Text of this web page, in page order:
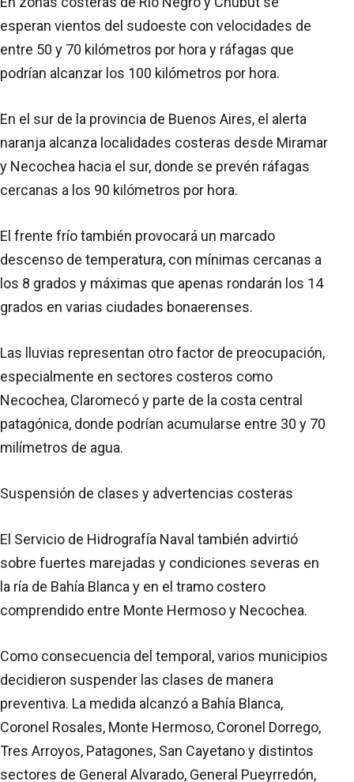
esperan vientos del sudoeste con velocidades de
entre 50 y 70 kilómetros por hora y ráfagas que
podrían alcanzar los 100 kilómetros por hora.
En el sur de la provincia de Buenos Aires, el alerta
naranja alcanza localidades costeras desde Miramar
y Necochea hacia el sur, donde se prevén ráfagas
cercanas a los 90 kilómetros por hora.
El frente frío también provocará un marcado
descenso de temperatura, con mínimas cercanas a
los 8 grados y máximas que apenas rondarán los 14
grados en varias ciudades bonaerenses.
Las lluvias representan otro factor de preocupación,
especialmente en sectores costeros como
Necochea, Claromecó y parte de la costa central
patagónica, donde podrían acumularse entre 30 y 70
milímetros de agua.
Suspensión de clases y advertencias costeras
El Servicio de Hidrografía Naval también advirtió
sobre fuertes marejadas y condiciones severas en
la ría de Bahía Blanca y en el tramo costero
comprendido entre Monte Hermoso y Necochea.
Como consecuencia del temporal, varios municipios
decidieron suspender las clases de manera
preventiva. La medida alcanzó a Bahía Blanca,
Coronel Rosales, Monte Hermoso, Coronel Dorrego,
Tres Arroyos, Patagones, San Cayetano y distintos
sectores de General Alvarado, General Pueyrredón,